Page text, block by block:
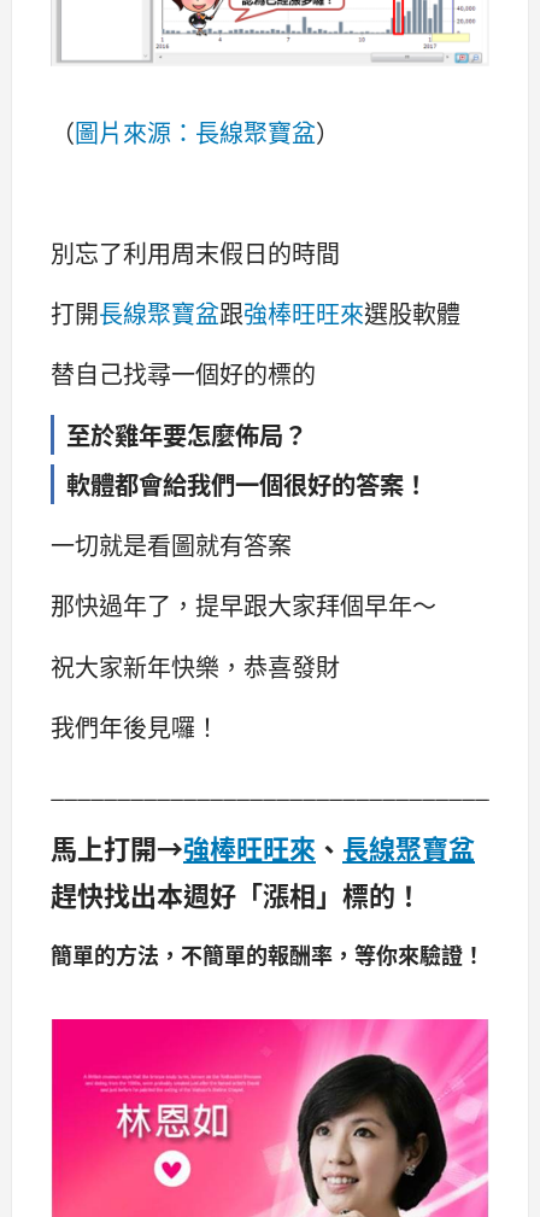
（圖片來源：長線聚寶盆）
別忘了利用周末假日的時間
打開長線聚寶盆跟強棒旺旺來選股軟體
替自己找尋一個好的標的
至於雞年要怎麼佈局？
軟體都會給我們一個很好的答案！
一切就是看圖就有答案
那快過年了，提早跟大家拜個早年～
祝大家新年快樂，恭喜發財
我們年後見囉！
馬上打開→強棒旺旺來 、 長線聚寶盆
趕快找出本週好「漲相」標的！
簡單的方法，不簡單的報酬率，等你來驗證！